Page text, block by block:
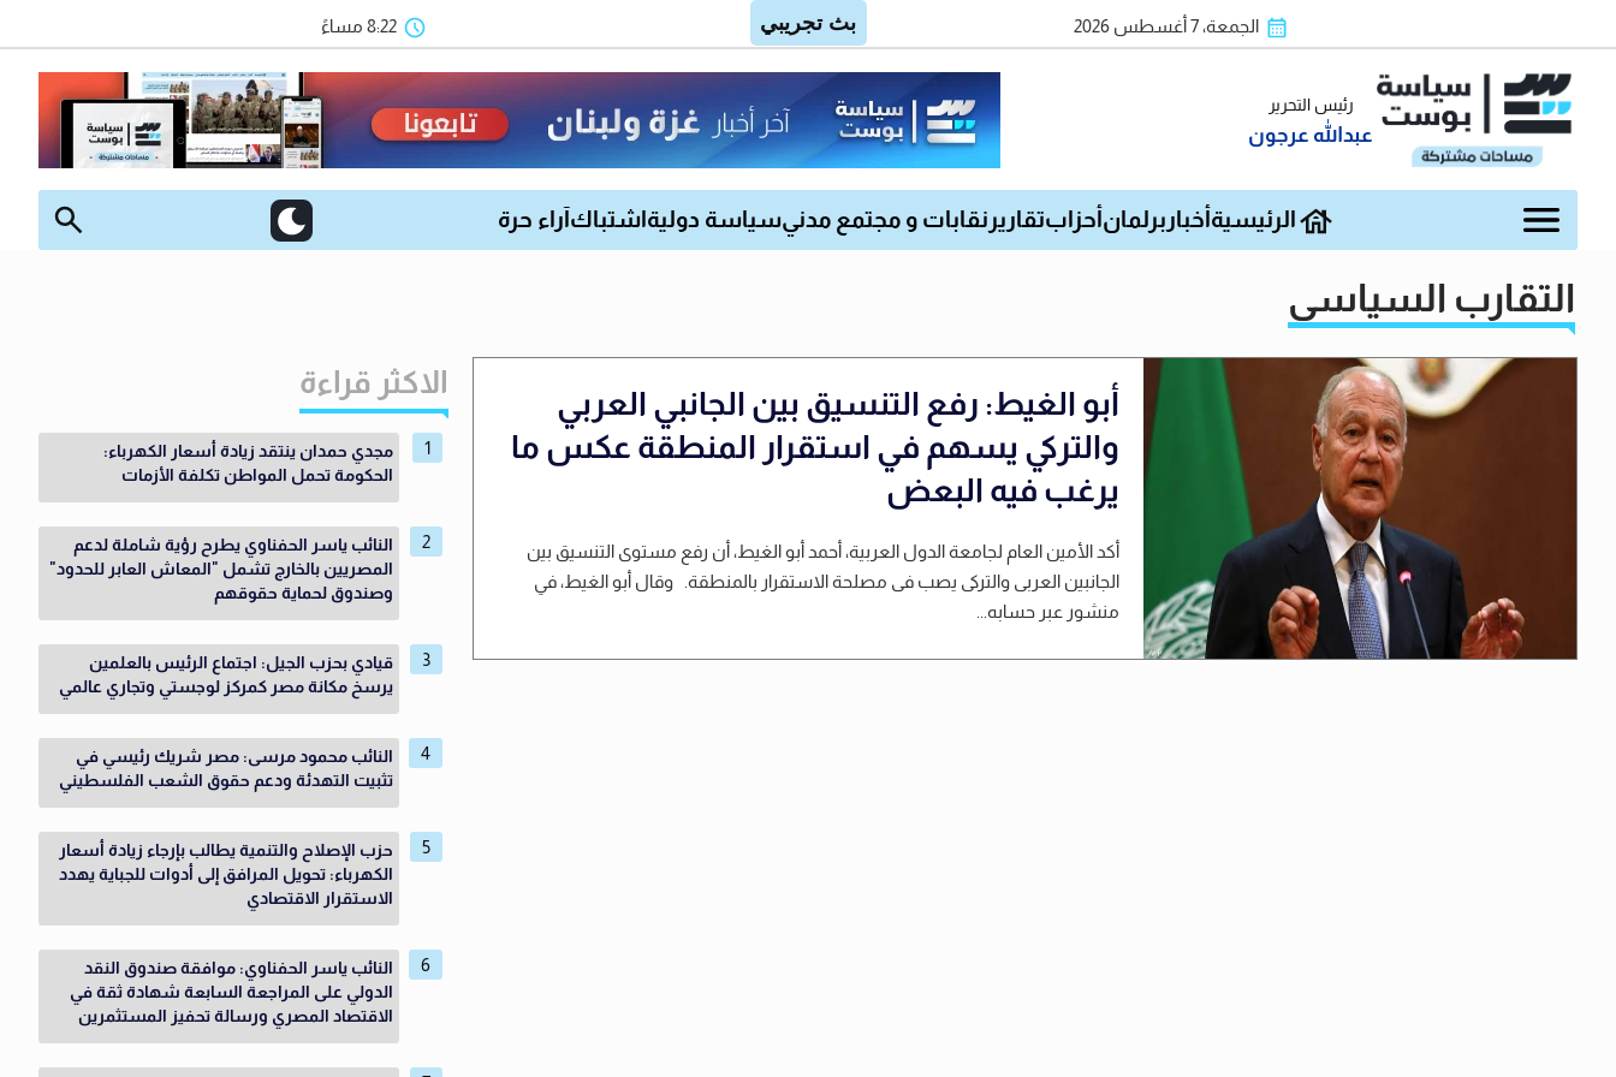
الجمعة، 7 أغسطس 2026 8:22 مساءً
رئيس التحرير
عبدالله عرجون
الرئيسية أخبار برلمان أحزابتقارير نقابات و مجتمع مدنيسياسة دولية اشتباك آراء حرة
التقارب السياسي
أبو الغيط: رفع التنسيق بين الجانبي العربي
والتركي يسهم في استقرار المنطقة عكس ما
يرغب فيه البعض
أكد الأمين العام لجامعة الدول العربية، أحمد أبو الغيط، أن رفع مستوى التنسيق بين
الجانبين العربى والتركى يصب فى مصلحة الاستقرار بالمنطقة. وقال أبو الغيط، في
منشور عبر حسابه...
الاكثر قراءة
مجدي حمدان ينتقد زيادة أسعار الكهرباء:
الحكومة تحمل المواطن تكلفة الأزمات
النائب ياسر الحفناوي يطرح رؤية شاملة لدعم
المصريين بالخارج تشمل "المعاش العابر للحدود"
وصندوق لحماية حقوقهم
قيادي بحزب الجيل: اجتماع الرئيس بالعلمين
يرسخ مكانة مصر كمركز لوجستي وتجاري عالمي
النائب محمود مرسى: مصر شريك رئيسي في
تثبيت التهدئة ودعم حقوق الشعب الفلسطيني
حزب الإصلاح والتنمية يطالب بإرجاء زيادة أسعار
الكهرباء: تحويل المرافق إلى أدوات للجباية يهدد
الاستقرار الاقتصادي
النائب ياسر الحفناوي: موافقة صندوق النقد
الدولي على المراجعة السابعة شهادة ثقة في
الاقتصاد المصري ورسالة تحفيز المستثمرين